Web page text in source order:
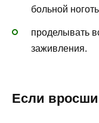
больной
проделывать
заживления.
Если